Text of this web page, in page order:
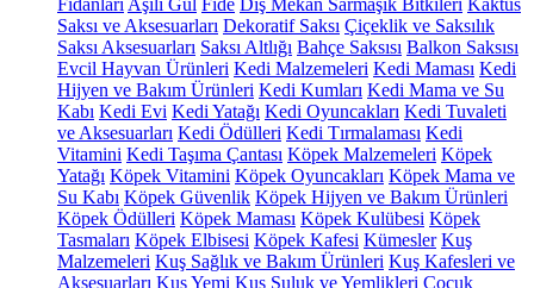
Fidanları Aşılı Gül Fide Dış Mekan Sarmaşık Bitkileri Kaktüs
Saksı ve Aksesuarları Dekoratif Saksı Çiçeklik ve Saksılık
Saksı Aksesuarları Saksı Altlığı Bahçe Saksısı Balkon Saksısı
Evcil Hayvan Ürünleri Kedi Malzemeleri Kedi Maması Kedi
Hijyen ve Bakım Ürünleri Kedi Kumları Kedi Mama ve Su
Kabı Kedi Evi Kedi Yatağı Kedi Oyuncakları Kedi Tuvaleti
ve Aksesuarları Kedi Ödülleri Kedi Tırmalaması Kedi
Vitamini Kedi Taşıma Çantası Köpek Malzemeleri Köpek
Yatağı Köpek Vitamini Köpek Oyuncakları Köpek Mama ve
Su Kabı Köpek Güvenlik Köpek Hijyen ve Bakım Ürünleri
Köpek Ödülleri Köpek Maması Köpek Kulübesi Köpek
Tasmaları Köpek Elbisesi Köpek Kafesi Kümesler Kuş
Malzemeleri Kuş Sağlık ve Bakım Ürünleri Kuş Kafesleri ve
Aksesuarları Kuş Yemi Kuş Suluk ve Yemlikleri Çocuk